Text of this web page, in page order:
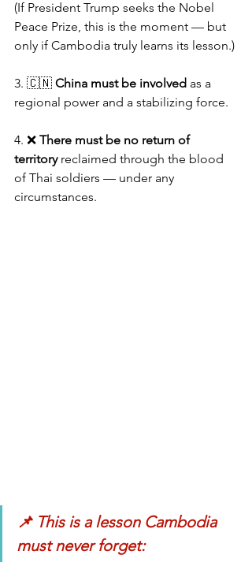
(If President Trump seeks the Nobel
Peace Prize, this is the moment — but
only if Cambodia truly learns its lesson.)
3. 🇨🇳 China must be involved as a
regional power and a stabilizing force.
4. ❌ There must be no return of
territory reclaimed through the blood
of Thai soldiers — under any
circumstances.
📌 This is a lesson Cambodia
must never forget: